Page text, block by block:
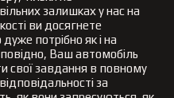
залишках у нас на
ви досягнете
потрібно як і на
Ваш автомобіль
свої завдання в повному
за